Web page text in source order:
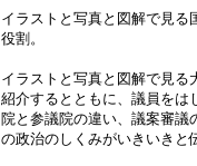
イラストと写真と図解で見る
役割。
イラストと写真と図解で見る
紹介するとともに、議員をは
院と参議院の違い、議案審議
の政治のしくみがいきいきと